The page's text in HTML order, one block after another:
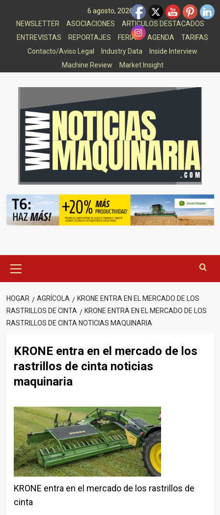
6 agosto, 2026
NEWSLETTER
ASOCIACIONES
ARTICULOS DESTACADOS
ENTREVISTAS
REPORTAJES FERIAS AGENDA
TARIFAS
Contacto/Aviso Legal
Industry Data
Inside Interview
Machine Review
Market Insight
principal
HOGAR AGRÍCOLA
KRONE ENTRA EN EL MERCADO DE LOS
RASTRILLOS DE CINTA
KRONE ENTRA EN EL MERCADO DE LOS
RASTRILLOS DE CINTA NOTICIAS MAQUINARIA
KRONE entra en el mercado de los
rastrillos de cinta noticias
maquinaria
KRONE entra en el mercado de los rastrillos de
cinta